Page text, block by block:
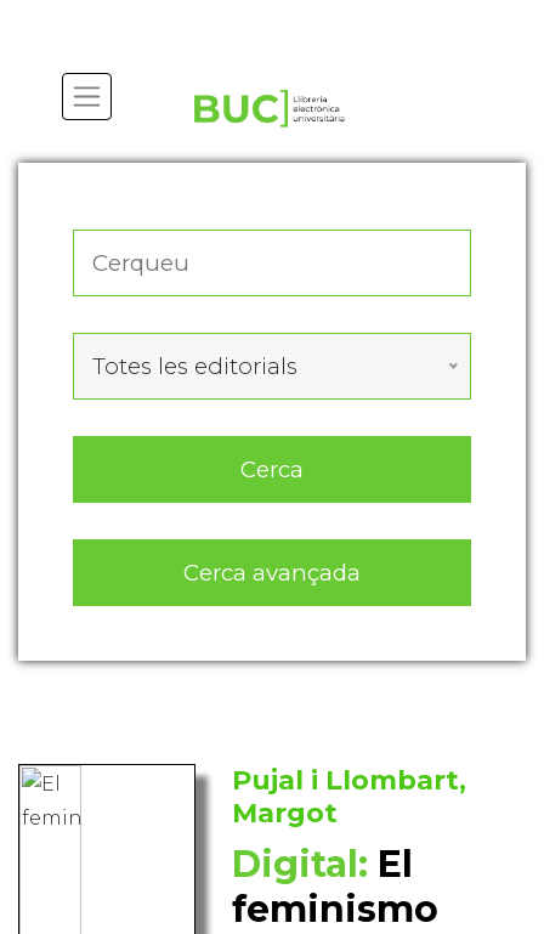
Totes les editorials
Cerca
Cerca avançada
Pujal i Llombart,
Margot
Digital: El
feminismo